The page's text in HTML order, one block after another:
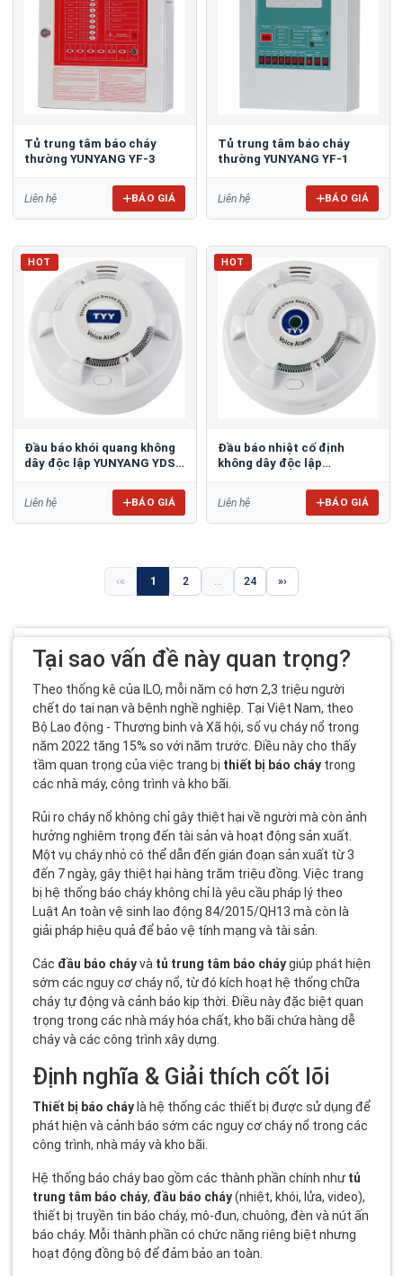
Tủ trung tâm báo cháy
thường YUNYANG YF-3
Liên hệ BÁO GIÁ
Tủ trung tâm báo cháy
thường YUNYANG YF-1
Liên hệ BÁO GIÁ
HOT
Đầu báo khói quang không
dây độc lập YUNYANG YDS-
Liên hệ BÁO GIÁ
HOT
Đầu báo nhiệt cố định
không dây độc lập
Liên hệ BÁO GIÁ
« 1 2 ... 24 »
Tại sao vấn đề này quan trọng?
Theo thống kê của ILO, mỗi năm có hơn 2,3 triệu người
chết do tai nạn và bệnh nghề nghiệp. Tại Việt Nam, theo
Bộ Lao động - Thương binh và Xã hội, số vụ cháy nổ trong
năm 2022 tăng 15% so với năm trước. Điều này cho thấy
tầm quan trọng của việc trang bị thiết bị báo cháy trong
các nhà máy, công trình và kho bãi.
Rủi ro cháy nổ không chỉ gây thiệt hại về người mà còn ảnh
hưởng nghiêm trọng đến tài sản và hoạt động sản xuất.
Một vụ cháy nhỏ có thể dẫn đến gián đoạn sản xuất từ 3
đến 7 ngày, gây thiệt hại hàng trăm triệu đồng. Việc trang
bị hệ thống báo cháy không chỉ là yêu cầu pháp lý theo
Luật An toàn vệ sinh lao động 84/2015/QH13 mà còn là
giải pháp hiệu quả để bảo vệ tính mạng và tài sản.
Các đầu báo cháyvà tủ trung tâm báo cháygiúp phát hiện
sớm các nguy cơ cháy nổ, từ đó kích hoạt hệ thống chữa
cháy tự động và cảnh báo kịp thời. Điều này đặc biệt quan
trọng trong các nhà máy hóa chất, kho bãi chứa hàng dễ
cháy và các công trình xây dựng.
Định nghĩa & Giải thích cốt lõi
Thiết bị báo cháy là hệ thống các thiết bị được sử dụng để
phát hiện và cảnh báo sớm các nguy cơ cháy nổ trong các
công trình, nhà máy và kho bãi.
Hệ thống báo cháy bao gồm các thành phần chính như tủ
trung tâm báo cháy, đầu báo cháy(nhiệt, khói, lửa, video),
thiết bị truyền tin báo cháy, mô-đun, chuông, đèn và nút ấn
báo cháy. Mỗi thành phần có chức năng riêng biệt nhưng
hoạt động đồng bộ để đảm bảo an toàn.